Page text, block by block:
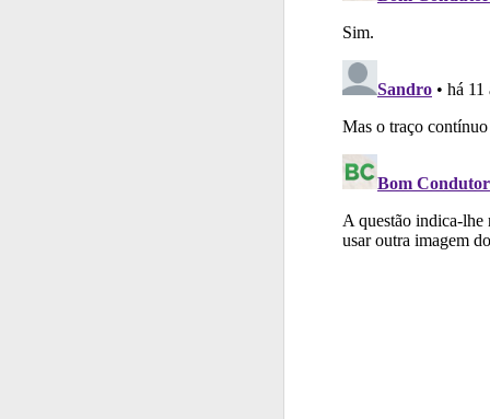
Testes
Testes Deve fazer